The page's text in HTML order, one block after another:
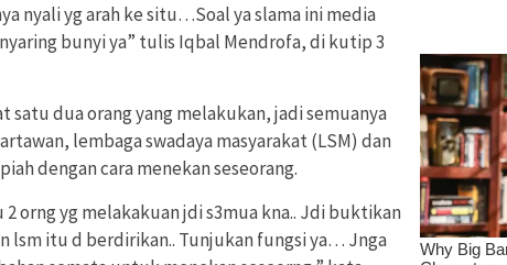
nyali yg arah ke situ…Soal ya slama ini media
bunyi ya” tulis Iqbal Mendrofa, di kutip 3
dua orang yang melakukan, jadi semuanya
lembaga swadaya masyarakat (LSM) dan
dengan cara menekan seseorang.
2 orng yg melakakuan jdi s3mua kna.. Jdi buktikan
lsm itu d berdirikan.. Tunjukan fungsi ya… Jnga